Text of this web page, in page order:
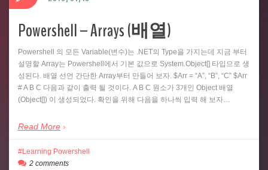
Powershell – Arrays (배열)
Powershell 의 모든 Variable(변수)는 .NET의 Type을 가지는데 지금 부터
설명할 Array는 Powershell에서 기본 값으로 System.Object[] 타입으로 생
성된다. 배열 선언 간단한 Array부터 만들어 보자. $Arr = “A”, “B”, “C” $Arr
# A B C 다음과 같이 출력 될 것이다. A B C 원소가 3개인 Object 배열
(Object[]) 이 생성되었다. 확인을 위해 다음을 하나씩 입력 해 보자…
Read More
Learning Powershell
2 comments